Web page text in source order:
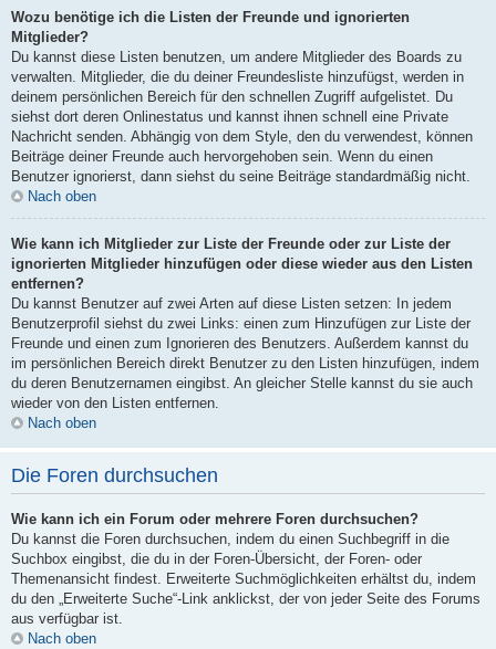
Wozu benötige ich die Listen der Freunde und ignorierten
Mitglieder?
Du kannst diese Listen benutzen, um andere Mitglieder des Boards zu
verwalten. Mitglieder, die du deiner Freundesliste hinzufügst, werden in
deinem persönlichen Bereich für den schnellen Zugriff aufgelistet. Du
siehst dort deren Onlinestatus und kannst ihnen schnell eine Private
Nachricht senden. Abhängig von dem Style, den du verwendest, können
Beiträge deiner Freunde auch hervorgehoben sein. Wenn du einen
Benutzer ignorierst, dann siehst du seine Beiträge standardmäßig nicht.
Nach oben
Wie kann ich Mitglieder zur Liste der Freunde oder zur Liste der
ignorierten Mitglieder hinzufügen oder diese wieder aus den Listen
entfernen?
Du kannst Benutzer auf zwei Arten auf diese Listen setzen: In jedem
Benutzerprofil siehst du zwei Links: einen zum Hinzufügen zur Liste der
Freunde und einen zum Ignorieren des Benutzers. Außerdem kannst du
im persönlichen Bereich direkt Benutzer zu den Listen hinzufügen, indem
du deren Benutzernamen eingibst. An gleicher Stelle kannst du sie auch
wieder von den Listen entfernen.
Nach oben
Die Foren durchsuchen
Wie kann ich ein Forum oder mehrere Foren durchsuchen?
Du kannst die Foren durchsuchen, indem du einen Suchbegriff in die
Suchbox eingibst, die du in der Foren-Übersicht, der Foren- oder
Themenansicht findest. Erweiterte Suchmöglichkeiten erhältst du, indem
du den „Erweiterte Suche“-Link anklickst, der von jeder Seite des Forums
aus verfügbar ist.
Nach oben